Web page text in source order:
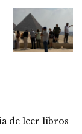
de leer libros